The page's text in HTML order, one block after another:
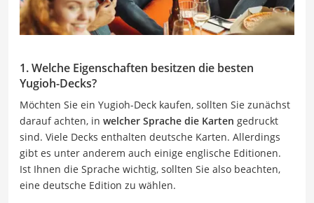
1. Welche Eigenschaften besitzen die besten
Yugioh-Decks?
Möchten Sie ein Yugioh-Deck kaufen, sollten Sie zunächst
darauf achten, in welcher Sprache die Karten gedruckt
sind. Viele Decks enthalten deutsche Karten. Allerdings
gibt es unter anderem auch einige englische Editionen.
Ist Ihnen die Sprache wichtig, sollten Sie also beachten,
eine deutsche Edition zu wählen.